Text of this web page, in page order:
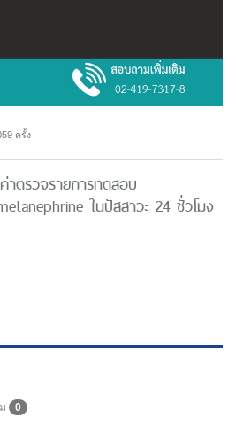
ครั้ง
าตรวจรายการทดสอบ
ในปัสสาวะ 24 ชั่วโมง
0